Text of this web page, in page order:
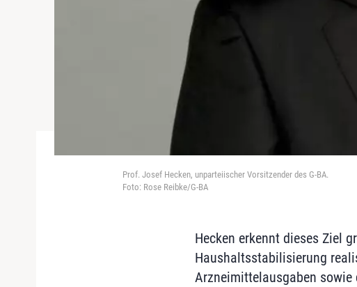
Prof. Josef Hecken, unparteiischer Vorsitzender des G-BA.
Foto: Rose Reibke/G-BA
Hecken erkennt dieses Ziel
Haushaltsstabilisierung
Arzneimittelausgaben